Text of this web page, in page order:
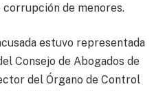
de menores.
estuvo representada
Consejo de Abogados de
del Órgano de Control